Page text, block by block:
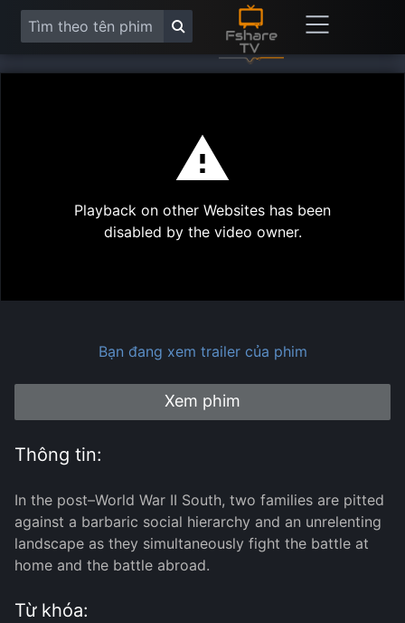
Play
Playback on other Websites has been
disabled by the video owner.
Bạn đang xem trailer của phim
Xem phim
Thông tin:
In the post–World War II South, two families are pitted
against a barbaric social hierarchy and an unrelenting
landscape as they simultaneously fight the battle at
home and the battle abroad.
Từ khóa: